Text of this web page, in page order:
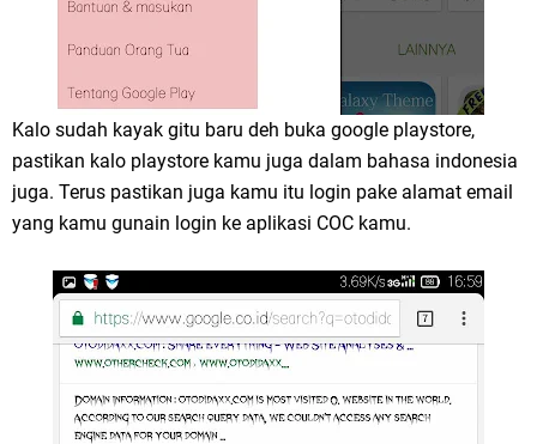
Kalo sudah kayak gitu baru deh buka google playstore,
pastikan kalo playstore kamu juga dalam bahasa indonesia
juga. Terus pastikan juga kamu itu login pake alamat email
yang kamu gunain login ke aplikasi COC kamu.